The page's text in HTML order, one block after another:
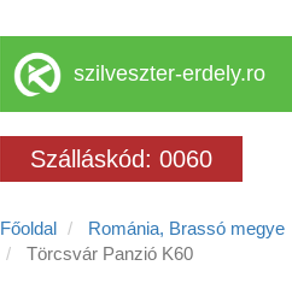
szilveszter-erdely.ro
Szálláskód: 0060
Főoldal Románia, Brassó megye
Törcsvár Panzió K60